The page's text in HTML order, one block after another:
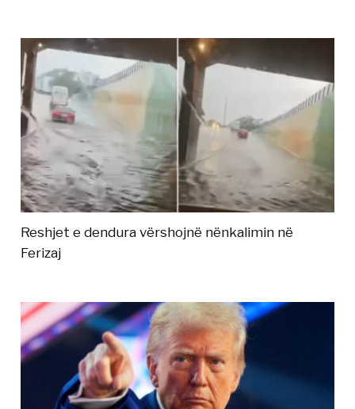
Reshjet e dendura vërshojnë nënkalimin në
Ferizaj